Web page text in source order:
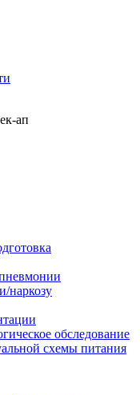
ап
наркозу
обследование
схемы питания